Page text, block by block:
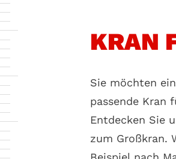
KRAN
Sie möchten
passende Kran
Entdecken Sie
zum Großkran.